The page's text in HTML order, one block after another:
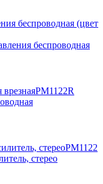
беспроводная
PM1122R
PM1122
стерео